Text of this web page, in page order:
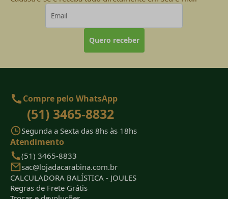
Quero receber
Compre pelo WhatsApp
(51) 3465-8832
Segunda a Sexta das 8hs às 18hs
Atendimento
(51) 3465-8833
sac@lojadacarabina.com.br
CALCULADORA BALÍSTICA - JOULES
Regras de Frete Grátis